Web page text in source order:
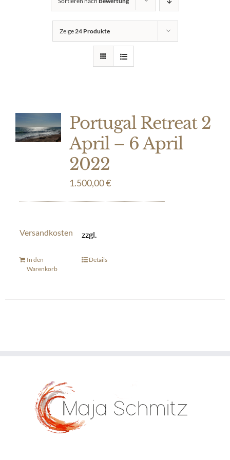
Zeige 24 Produkte
Portugal Retreat 2
April – 6 April
2022
1.500,00€
zzgl.
Versandkosten
In den
Warenkorb
Details